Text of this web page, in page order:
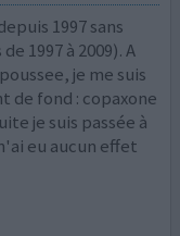
1997 sans
1997 à 2009). A
je me suis
de fond : copaxone
je suis passée à
eu aucun effet